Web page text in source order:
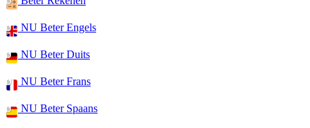
NU Beter Engels
NU Beter Duits
NU Beter Frans
NU Beter Spaans